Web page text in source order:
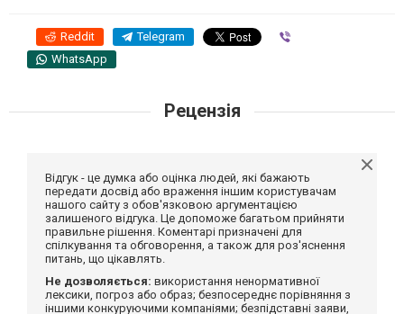
Reddit Telegram
WhatsApp
Рецензія
Відгук - це думка або оцінка людей, які бажають
передати досвід або враження іншим користувачам
нашого сайту з обов'язковою аргументацією
залишеного відгука. Це допоможе багатьом прийняти
правильне рішення. Коментарі призначені для
спілкування та обговорення, а також для роз'яснення
питань, що цікавлять.
Не дозволяється: використання ненормативної
лексики, погроз або образ; безпосереднє порівняння з
іншими конкуруючими компаніями; безпідставні заяви,